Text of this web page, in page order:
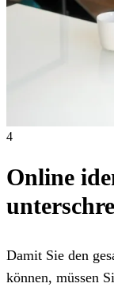
4
Online
Damit Sie den
können, müssen